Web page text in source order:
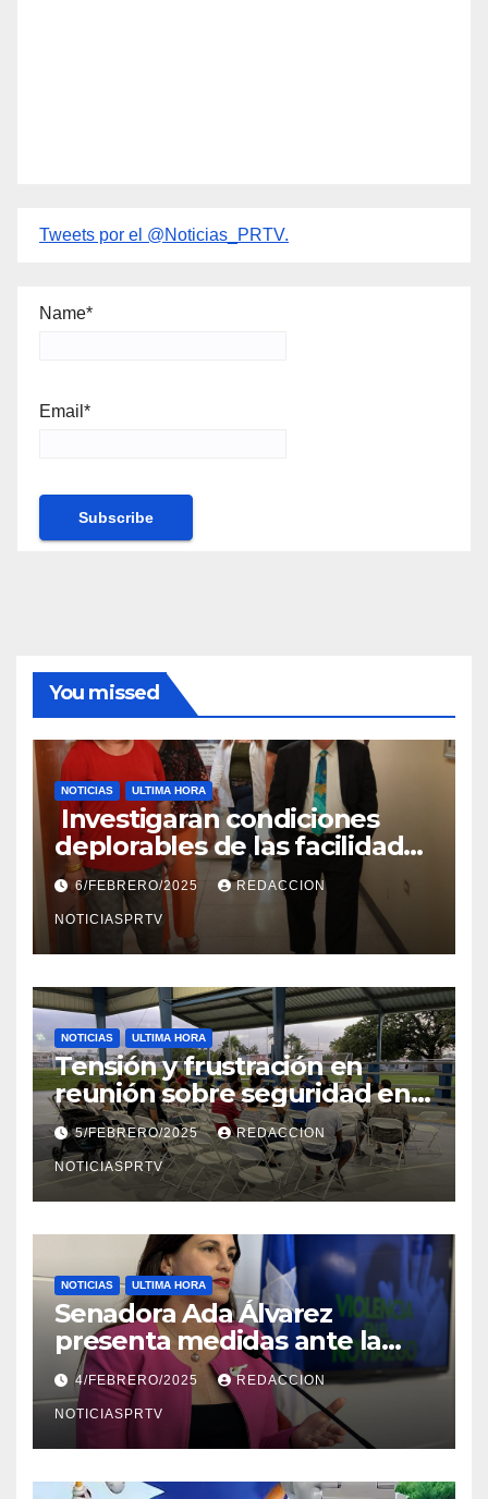
Tweets por el @Noticias_PRTV.
Name*
Email*
You missed
NOTICIAS ULTIMA HORA
Investigaran condiciones
deplorables de las facilidades
el Departamento de la Salud
en Mayagüez
6/FEBRERO/2025 REDACCION
NOTICIASPRTV
NOTICIAS ULTIMA HORA
Tensión y frustración en
reunión sobre seguridad en
Reparto Metropolitano
5/FEBRERO/2025 REDACCION
NOTICIASPRTV
NOTICIAS ULTIMA HORA
Senadora Ada Álvarez
presenta medidas ante la
violencia en el noviazgo
4/FEBRERO/2025 REDACCION
NOTICIASPRTV